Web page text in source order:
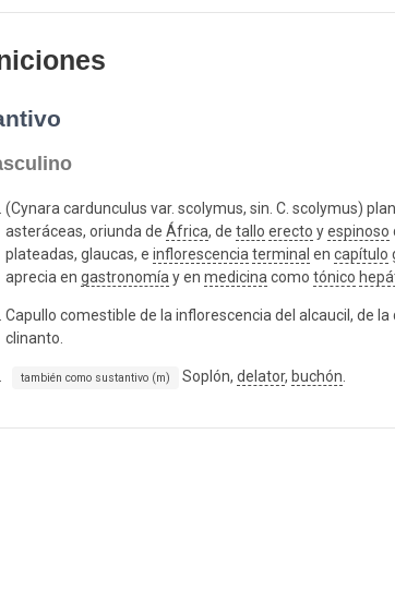
(Cynara cardunculus var. scolymus, sin. C. scolymus)
asteráceas, oriunda de África, de tallo erecto yespinoso
plateadas, glaucas, e inflorescenciaterminal en capítulo
aprecia en gastronomíay en medicinacomo tónico
Capullo comestible de la inflorescencia del alcaucil, de
clinanto.
también como sustantivo (m) Soplón, delator, buchón.